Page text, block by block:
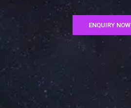
ENQUIRY NOW